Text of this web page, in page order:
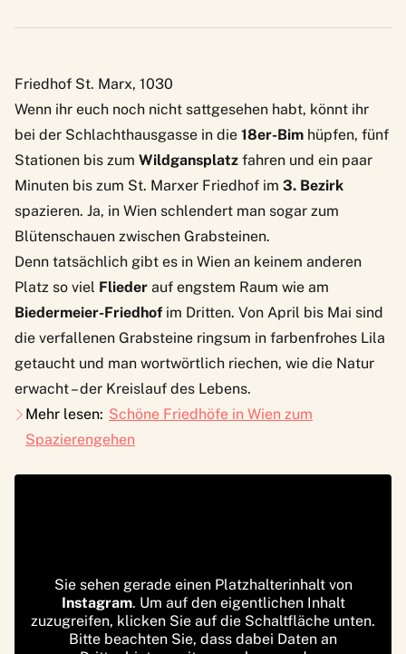
Friedhof St. Marx, 1030
Wenn ihr euch noch nicht sattgesehen habt, könnt ihr
bei der Schlachthausgasse in die 18er-Bim hüpfen, fünf
Stationen bis zum Wildgansplatz fahren und ein paar
Minuten bis zum St. Marxer Friedhof im 3. Bezirk
spazieren. Ja, in Wien schlendert man sogar zum
Blütenschauen zwischen Grabsteinen.
Denn tatsächlich gibt es in Wien an keinem anderen
Platz so viel Flieder auf engstem Raum wie am
Biedermeier-Friedhof im Dritten. Von April bis Mai sind
die verfallenen Grabsteine ringsum in farbenfrohes Lila
getaucht und man wortwörtlich riechen, wie die Natur
erwacht – der Kreislauf des Lebens.
Mehr lesen: Schöne Friedhöfe in Wien zum
Spazierengehen
Sie sehen gerade einen Platzhalterinhalt von
Instagram. Um auf den eigentlichen Inhalt
zuzugreifen, klicken Sie auf die Schaltfläche unten.
Bitte beachten Sie, dass dabei Daten an